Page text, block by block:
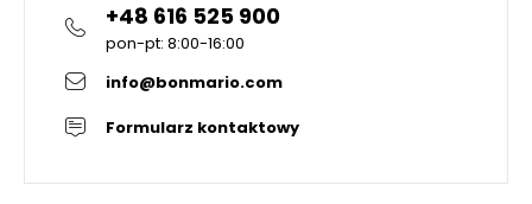
+48 616 525 900
pon-pt: 8:00-16:00
info@bonmario.com
Formularz kontaktowy